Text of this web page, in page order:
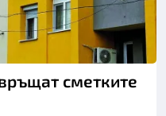
сметките